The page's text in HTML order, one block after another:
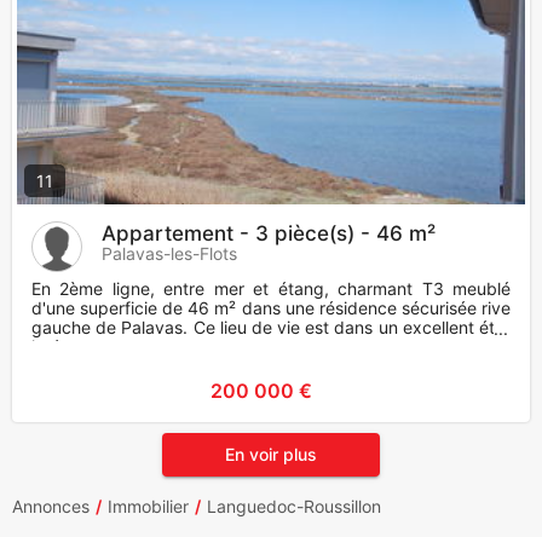
11
Appartement - 3 pièce(s) - 46 m²
Palavas-les-Flots
En 2ème ligne, entre mer et étang, charmant T3 meublé
d'une superficie de 46 m² dans une résidence sécurisée rive
gauche de Palavas. Ce lieu de vie est dans un excellent état
inté
200 000 €
En voir plus
Annonces Immobilier Languedoc-Roussillon